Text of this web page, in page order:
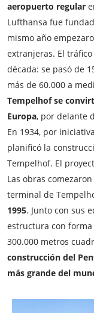
aeropuerto regular
Lufthansa fue
mismo año
extranjeras. El
década: se pasó de
más de 60.000 a
Tempelhof se
Europa, por delante
En 1934, por
planificó la
Tempelhof. El
Las obras
terminal de
1995. Junto con sus
estructura con
300.000 metros
construcción del
más grande del